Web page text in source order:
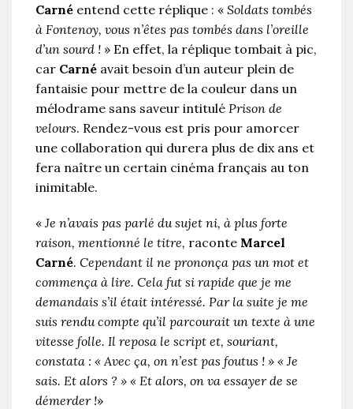
Carné entend cette réplique : « Soldats tombés
à Fontenoy, vous n’êtes pas tombés dans l’oreille
d’un sourd ! » En effet, la réplique tombait à pic,
car Carné avait besoin d’un auteur plein de
fantaisie pour mettre de la couleur dans un
mélodrame sans saveur intitulé Prison de
velours. Rendez-vous est pris pour amorcer
une collaboration qui durera plus de dix ans et
fera naître un certain cinéma français au ton
inimitable.
« Je n’avais pas parlé du sujet ni, à plus forte
raison, mentionné le titre, raconte Marcel
Carné. Cependant il ne prononça pas un mot et
commença à lire. Cela fut si rapide que je me
demandais s’il était intéressé. Par la suite je me
suis rendu compte qu’il parcourait un texte à une
vitesse folle. Il reposa le script et, souriant,
constata : « Avec ça, on n’est pas foutus ! » « Je
sais. Et alors ? » « Et alors, on va essayer de se
démerder !»